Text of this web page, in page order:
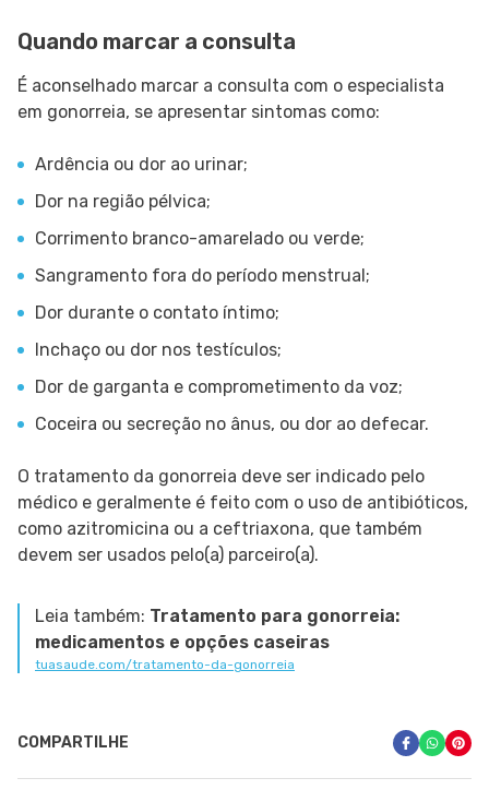
Quando marcar a consulta
É aconselhado marcar a consulta com o especialista
em gonorreia, se apresentar sintomas como:
Ardência ou dor ao urinar;
Dor na região pélvica;
Corrimento branco-amarelado ou verde;
Sangramento fora do período menstrual;
Dor durante o contato íntimo;
Inchaço ou dor nos testículos;
Dor de garganta e comprometimento da voz;
Coceira ou secreção no ânus, ou dor ao defecar.
O tratamento da gonorreia deve ser indicado pelo
médico e geralmente é feito com o uso de antibióticos,
como azitromicina ou a ceftriaxona, que também
devem ser usados pelo(a) parceiro(a).
Leia também: Tratamento para gonorreia:
medicamentos e opções caseiras
tuasaude.com/tratamento-da-gonorreia
COMPARTILHE